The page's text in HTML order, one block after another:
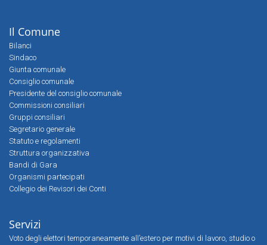
Il Comune
Bilanci
Sindaco
Giunta comunale
Consiglio comunale
Presidente del consiglio comunale
Commissioni consiliari
Gruppi consiliari
Segretario generale
Statuto e regolamenti
Struttura organizzativa
Bandi di Gara
Organismi partecipati
Collegio dei Revisori dei Conti
Servizi
Voto degli elettori temporaneamente all’estero per motivi di lavoro, studio o